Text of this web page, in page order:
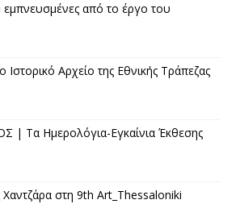
εμπνευσμένες από το έργο του
Αρχείο της Εθνικής Τράπεζας
Τα Ημερολόγια-Εγκαίνια Έκθεσης
στη 9th Art_Thessaloniki